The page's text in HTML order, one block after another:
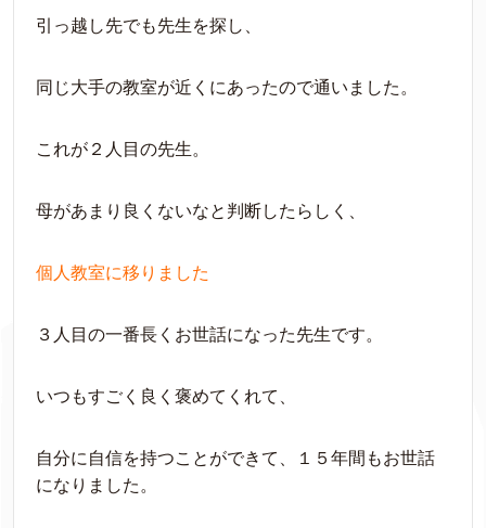
引っ越し先でも先生を探し、
同じ大手の教室が近くにあったので通いました。
これが２人目の先生。
母があまり良くないなと判断したらしく、
個人教室に移りました
３人目の一番長くお世話になった先生です。
いつもすごく良く褒めてくれて、
自分に自信を持つことができて、１５年間もお世話
になりました。